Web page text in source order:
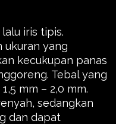
iris tipis.
ukuran yang
kecukupan panas
Tebal yang
mm – 2,0 mm.
sedangkan
dan dapat